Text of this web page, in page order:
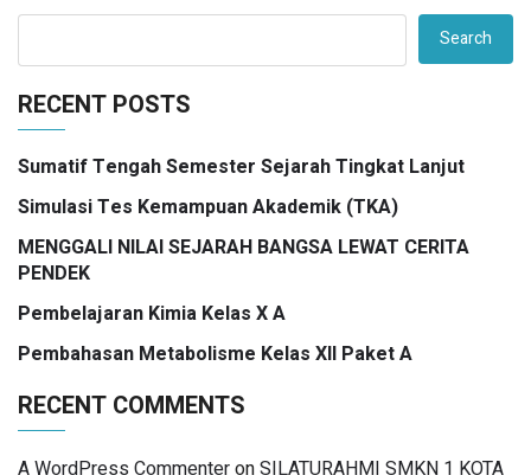
Search
RECENT POSTS
Sumatif Tengah Semester Sejarah Tingkat Lanjut
Simulasi Tes Kemampuan Akademik (TKA)
MENGGALI NILAI SEJARAH BANGSA LEWAT CERITA
PENDEK
Pembelajaran Kimia Kelas X A
Pembahasan Metabolisme Kelas XII Paket A
RECENT COMMENTS
A WordPress CommenteronSILATURAHMI SMKN 1 KOTA